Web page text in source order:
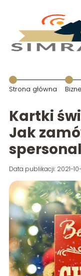
Strona główna
Kartki
Jak
Data publikacji: 2021-